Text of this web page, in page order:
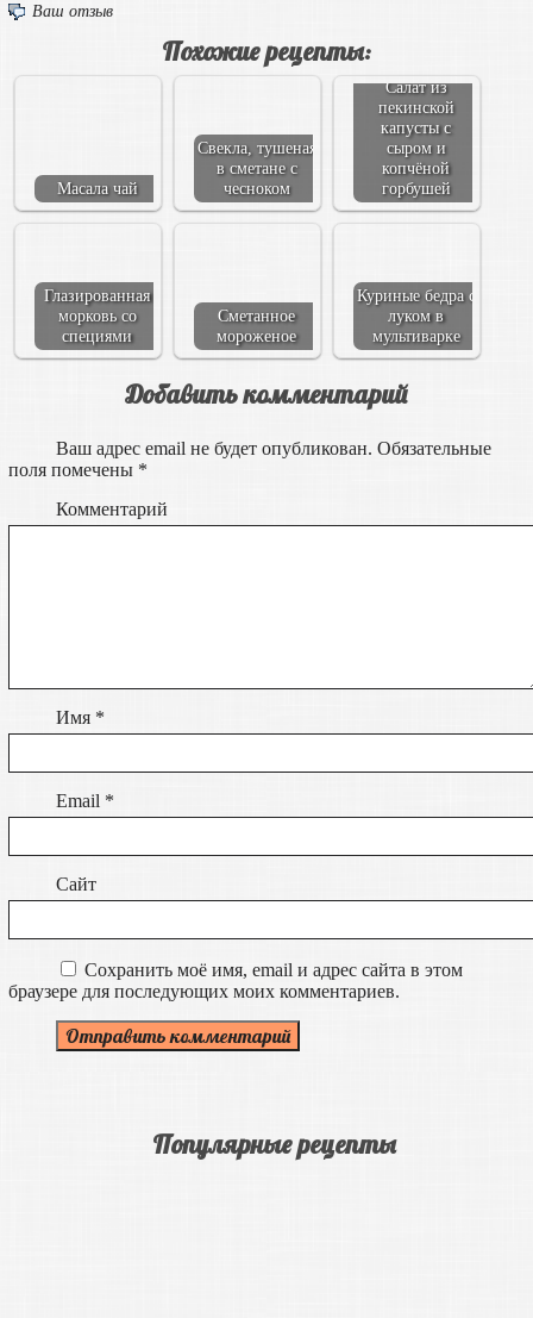
Ваш отзыв
Похожие рецепты:
Масала чай
Свекла, тушеная
в сметане с
чесноком
Салат из
пекинской
капусты с
сыром и
копчёной
горбушей
Глазированная
морковь со
специями
Сметанное
мороженое
Куриные бедра с
луком в
мультиварке
Добавить комментарий
Ваш адрес email не будет опубликован. Обязательные
поля помечены *
Комментарий
Имя *
Email *
Сайт
Сохранить моё имя, email и адрес сайта в этом
браузере для последующих моих комментариев.
Популярные рецепты